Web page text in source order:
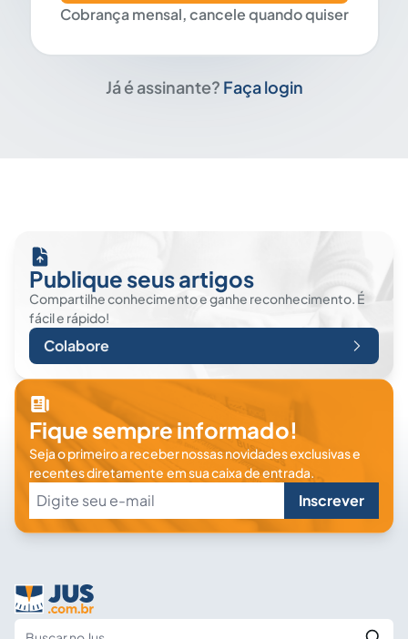
Cobrança mensal, cancele quando quiser
Já é assinante? Faça login
Publique seus artigos
Compartilhe conhecimento e ganhe reconhecimento. É
fácil e rápido!
Colabore
Fique sempre informado!
Seja o primeiro a receber nossas novidades exclusivas e
recentes diretamente em sua caixa de entrada.
Inscrever